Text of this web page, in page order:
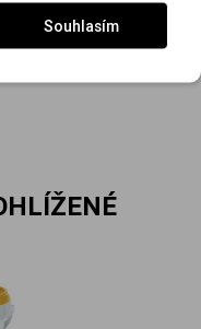
rohů omítek,
Souhlasím